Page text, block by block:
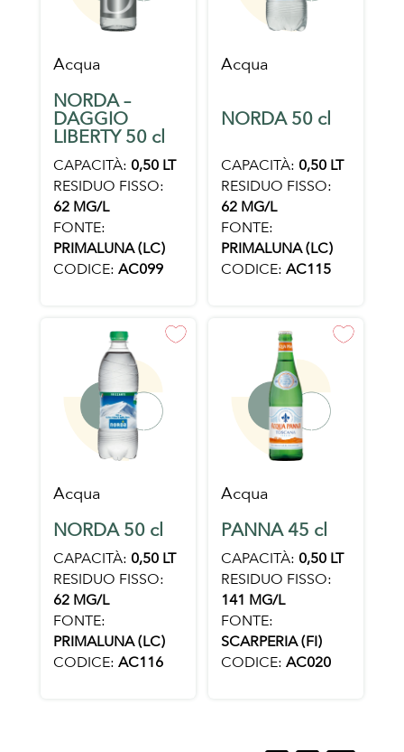
Acqua
NORDA –
DAGGIO
LIBERTY 50 cl
CAPACITÀ: 0,50 LT
RESIDUO FISSO:
62 MG/L
FONTE:
PRIMALUNA (LC)
CODICE: AC099
Acqua
NORDA 50 cl
CAPACITÀ: 0,50 LT
RESIDUO FISSO:
62 MG/L
FONTE:
PRIMALUNA (LC)
CODICE: AC115
Acqua
NORDA 50 cl
CAPACITÀ: 0,50 LT
RESIDUO FISSO:
62 MG/L
FONTE:
PRIMALUNA (LC)
CODICE: AC116
Acqua
PANNA 45 cl
CAPACITÀ: 0,50 LT
RESIDUO FISSO:
141 MG/L
FONTE:
SCARPERIA (FI)
CODICE: AC020